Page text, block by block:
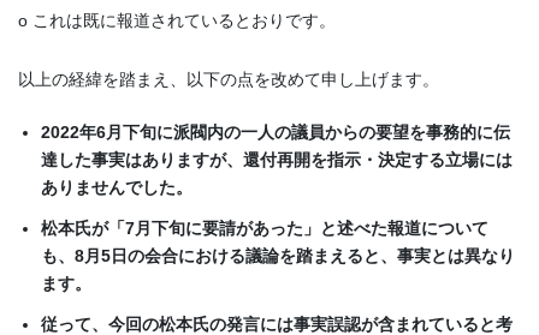
o これは既に報道されているとおりです。
以上の経緯を踏まえ、以下の点を改めて申し上げます。
2022年6月下旬に派閥内の一人の議員からの要望を事務的に伝
達した事実はありますが、還付再開を指示・決定する立場には
ありませんでした。
松本氏が「7月下旬に要請があった」と述べた報道について
も、8月5日の会合における議論を踏まえると、事実とは異なり
ます。
従って、今回の松本氏の発言には事実誤認が含まれていると考